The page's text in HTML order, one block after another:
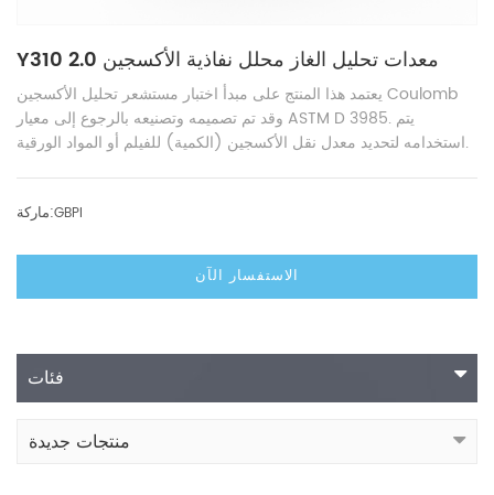
Y310 2.0 معدات تحليل الغاز محلل نفاذية الأكسجين
يعتمد هذا المنتج على مبدأ اختبار مستشعر تحليل الأكسجين Coulomb
وقد تم تصميمه وتصنيعه بالرجوع إلى معيار ASTM D 3985. يتم
استخدامه لتحديد معدل نقل الأكسجين (الكمية) للفيلم أو المواد الورقية.
ماركة:GBPI
الاستفسار الآن
فئات
منتجات جديدة